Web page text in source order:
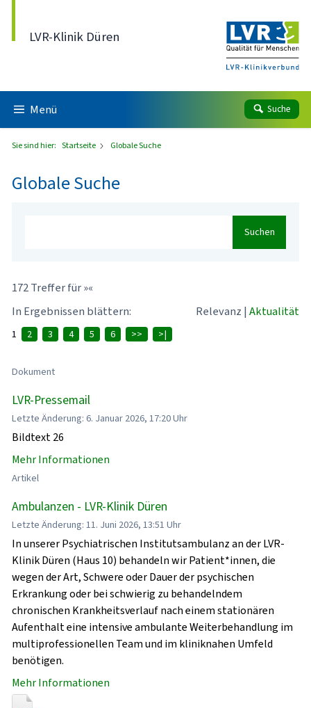
LVR-Klinik Düren
Menü Suche
Sie sind hier: Startseite Globale Suche
Globale Suche
Suchen
172 Treffer für »«
In Ergebnissen blättern:
Relevanz | Aktualität
1 2 3 4 5 6 >> >|
Dokument
LVR-Pressemail
Letzte Änderung: 6. Januar 2026, 17:20 Uhr
Bildtext 26
Mehr Informationen
Artikel
Ambulanzen - LVR-Klinik Düren
Letzte Änderung: 11. Juni 2026, 13:51 Uhr
In unserer Psychiatrischen Institutsambulanz an der LVR-
Klinik Düren (Haus 10) behandeln wir Patient*innen, die
wegen der Art, Schwere oder Dauer der psychischen
Erkrankung oder bei schwierig zu behandelndem
chronischen Krankheitsverlauf nach einem stationären
Aufenthalt eine intensive ambulante Weiterbehandlung im
multiprofessionellen Team und im kliniknahen Umfeld
benötigen.
Mehr Informationen